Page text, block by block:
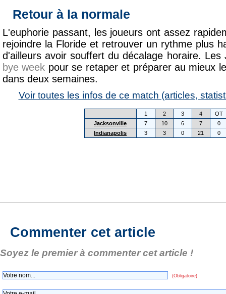
Retour à la normale
L'euphorie passant, les joueurs ont assez
rejoindre la Floride et retrouver un rythme plus
d'ailleurs avoir souffert du décalage horaire.
bye week pour se retaper et préparer au mieux
dans deux semaines.
Voir toutes les infos de ce match (articles,
1 2 3 4
OT
Jacksonville
7 10 6 7
0
Indianapolis
3 3 0 21 0
Commenter cet article
Soyez le premier à commenter cet article !
(Obligatoire)